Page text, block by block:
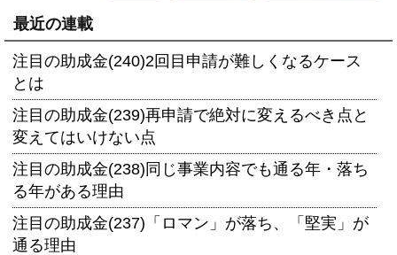
最近の連載
注目の助成金(240)2回目申請が難しくなるケース
とは
注目の助成金(239)再申請で絶対に変えるべき点と
変えてはいけない点
注目の助成金(238)同じ事業内容でも通る年・落ち
る年がある理由
注目の助成金(237)「ロマン」が落ち、「堅実」が
通る理由